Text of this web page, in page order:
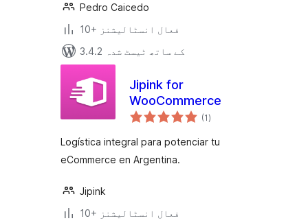
Pedro Caicedo
10+ فعال انسٹالیشنز
3.4.2 کے ساتھ ٹیسٹ شدہ
Jipink for
WooCommerce
(1مجموعی
درجہ
)
Logística integral para potenciar tu
eCommerce en Argentina.
Jipink
10+ فعال انسٹالیشنز